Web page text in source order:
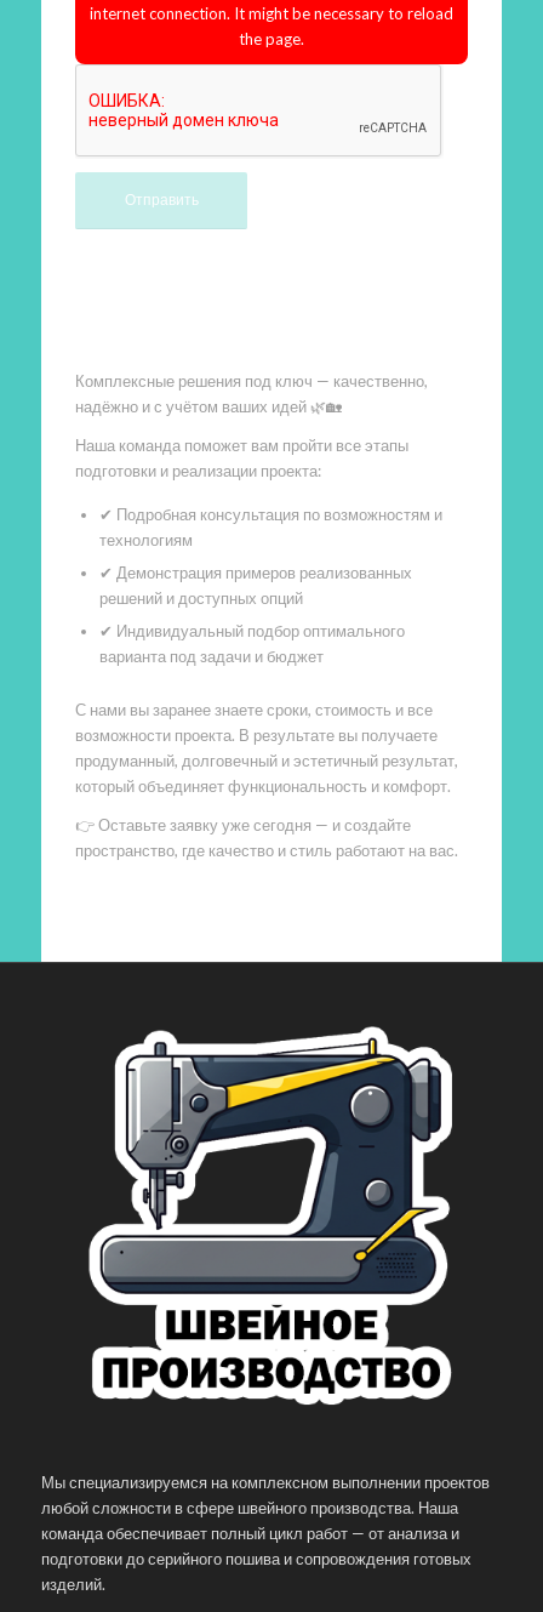
internet connection. It might be necessary to reload
the page.
Комплексные решения под ключ — качественно,
надёжно и с учётом ваших идей 🌿🏡
Наша команда поможет вам пройти все этапы
подготовки и реализации проекта:
✔ Подробная консультация по возможностям и
технологиям
✔ Демонстрация примеров реализованных
решений и доступных опций
✔ Индивидуальный подбор оптимального
варианта под задачи и бюджет
С нами вы заранее знаете сроки, стоимость и все
возможности проекта. В результате вы получаете
продуманный, долговечный и эстетичный результат,
который объединяет функциональность и комфорт.
👉 Оставьте заявку уже сегодня — и создайте
пространство, где качество и стиль работают на вас.
Мы специализируемся на комплексном выполнении проектов
любой сложности в сфере швейного производства. Наша
команда обеспечивает полный цикл работ — от анализа и
подготовки до серийного пошива и сопровождения готовых
изделий.